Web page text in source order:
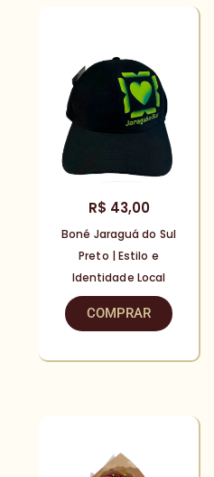
R$ 43,00
Boné Jaraguá do Sul
Preto | Estilo e
Identidade Local
COMPRAR